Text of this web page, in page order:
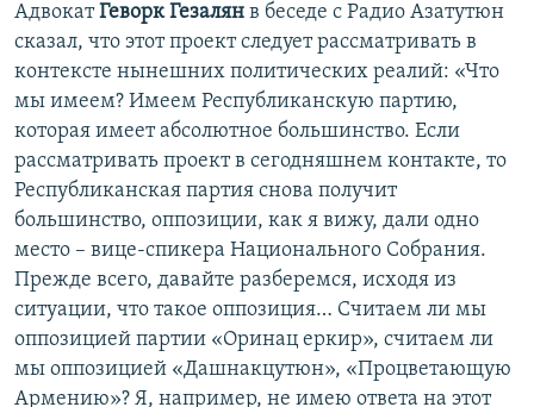
АдвокатГеворк Гезалян в беседе с Радио Азатутюн
сказал, что этот проект следует рассматривать в
контексте нынешних политических реалий: «Что
мы имеем? Имеем Республиканскую партию,
которая имеет абсолютное большинство. Если
рассматривать проект в сегодняшнем контакте, то
Республиканская партия снова получит
большинство, оппозиции, как я вижу, дали одно
место – вице-спикера Национального Собрания.
Прежде всего, давайте разберемся, исходя из
ситуации, что такое оппозиция… Считаем ли мы
оппозицией партии «Оринац еркир», считаем ли
мы оппозицией «Дашнакцутюн», «Процветающую
Армению»? Я, например, не имею ответа на этот